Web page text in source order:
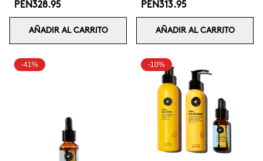
PEN328.95
AÑADIR AL CARRITO
PEN313.95
AÑADIR AL CARRITO
-41% -10%